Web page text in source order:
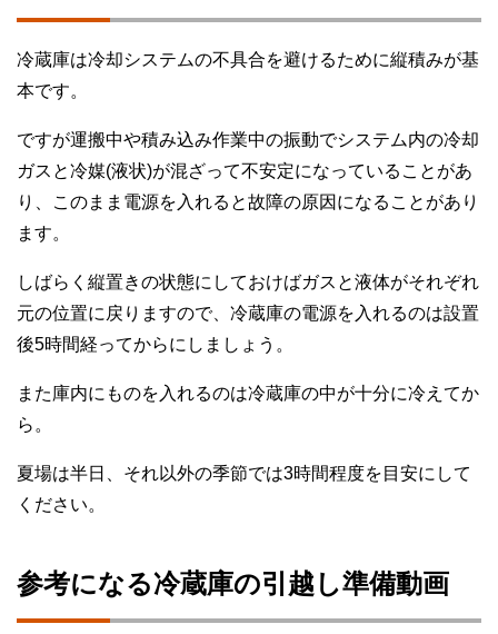
冷蔵庫は冷却システムの不具合を避けるために縦積みが基
本です。
ですが運搬中や積み込み作業中の振動でシステム内の冷却
ガスと冷媒(液状)が混ざって不安定になっていることがあ
り、このまま電源を入れると故障の原因になることがあり
ます。
しばらく縦置きの状態にしておけばガスと液体がそれぞれ
元の位置に戻りますので、冷蔵庫の電源を入れるのは設置
後5時間経ってからにしましょう。
また庫内にものを入れるのは冷蔵庫の中が十分に冷えてか
ら。
夏場は半日、それ以外の季節では3時間程度を目安にして
ください。
参考になる冷蔵庫の引越し準備動画